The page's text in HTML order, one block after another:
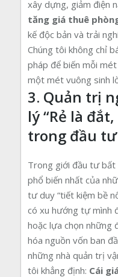
xây dựng, giảm điện
tăng giá thuê
kế độc bản và trải
Chúng tôi không chỉ
pháp để biến mỗi
một mét vuông sinh
3. Quản trị
lý “Rẻ là
trong đầu
Trong giới đầu tư bất
phổ biến nhất của
tư duy “tiết kiệm bề
có xu hướng tự mình
hoặc lựa chọn những
hóa nguồn vốn ban
những nhà quản trị
tôi khẳng định: Cái